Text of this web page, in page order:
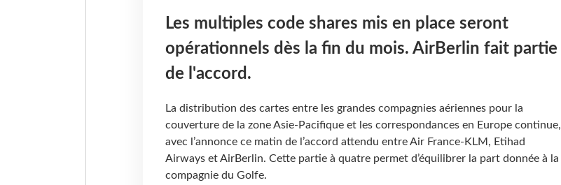
Les multiples code shares mis en place seront
opérationnels dès la fin du mois. AirBerlin fait partie
de l'accord.
La distribution des cartes entre les grandes compagnies aériennes pour la
couverture de la zone Asie-Pacifique et les correspondances en Europe continue,
avec l’annonce ce matin de l’accord attendu entre Air France-KLM, Etihad
Airways et AirBerlin. Cette partie à quatre permet d’équilibrer la part donnée à la
compagnie du Golfe.